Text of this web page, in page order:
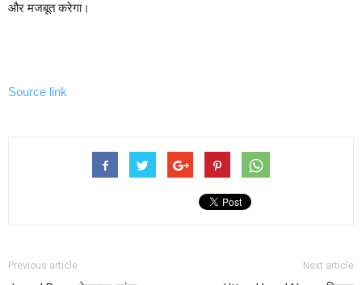
और मजबूत करेगा।
Source link
Previous article Next article